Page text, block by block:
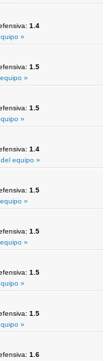
1.4
»
1.5
»
1.5
»
1.4
equipo »
1.5
»
1.5
»
1.5
»
1.5
»
1.6